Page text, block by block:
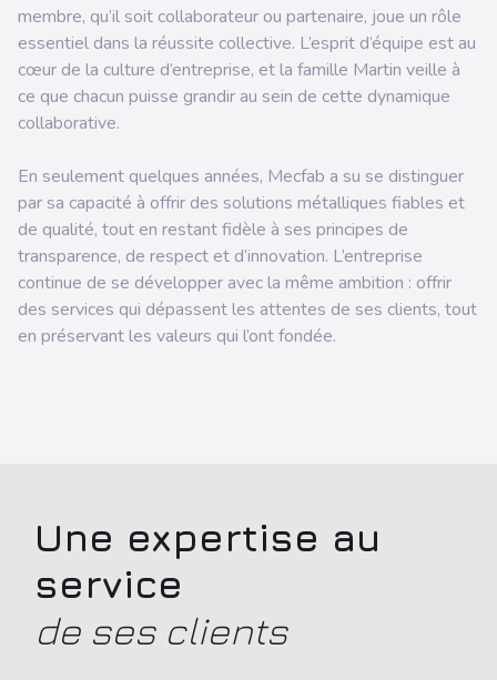
membre, qu’il soit collaborateur ou partenaire, joue un rôle
essentiel dans la réussite collective. L’esprit d’équipe est au
cœur de la culture d’entreprise, et la famille Martin veille à
ce que chacun puisse grandir au sein de cette dynamique
collaborative.
En seulement quelques années, Mecfab a su se distinguer
par sa capacité à offrir des solutions métalliques fiables et
de qualité, tout en restant fidèle à ses principes de
transparence, de respect et d’innovation. L’entreprise
continue de se développer avec la même ambition : offrir
des services qui dépassent les attentes de ses clients, tout
en préservant les valeurs qui l’ont fondée.
Une expertise au
service
de ses clients